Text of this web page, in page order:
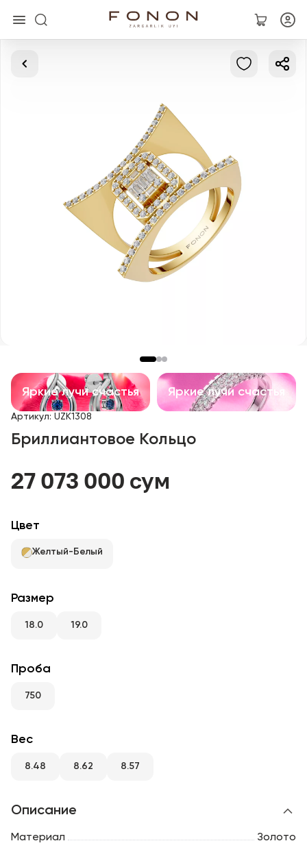
Главная
Браслеты
Аксессуары
Все
RU
Яркие лучи счастья Яркие лучи счастья
Артикул: UZK1308
Бриллиантовое Кольцо
27 073 000 сум
Цвет
Желтый-Белый
Размер
18.0 19.0
Проба
750
Вес
8.48 8.62 8.57
Описание
Материал Золото